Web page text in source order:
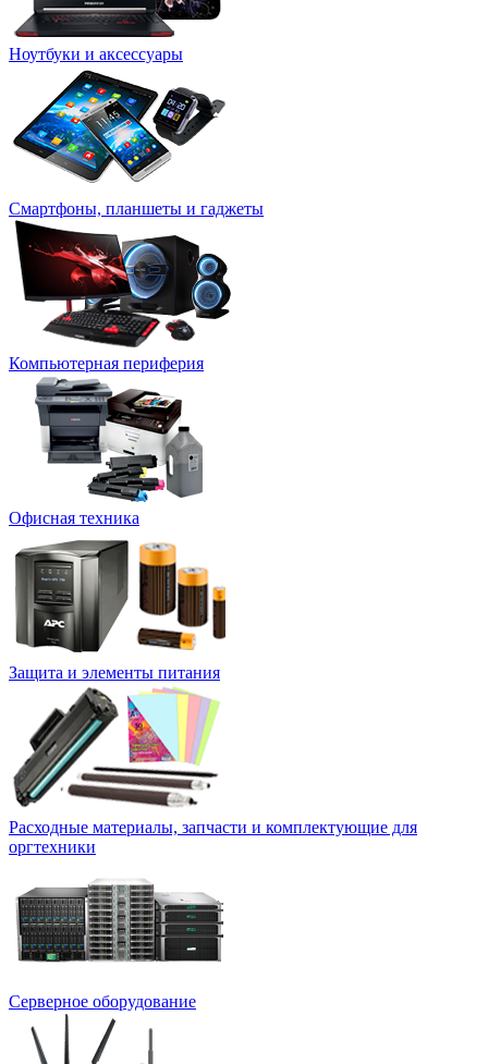
Ноутбуки и аксессуары
Смартфоны, планшеты и гаджеты
Компьютерная периферия
Офисная техника
Защита и элементы питания
Расходные материалы, запчасти и комплектующие для
оргтехники
Серверное оборудование